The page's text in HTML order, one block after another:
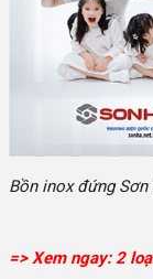
Bồn inox đứng
=> Xem ngay: 2